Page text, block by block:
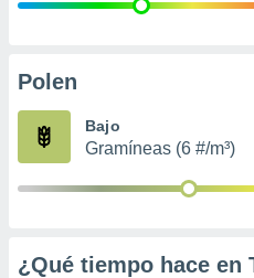
publicidad
de
Polen
Bajo
Gramíneas (6 #/m³)
¿Qué tiempo hace en